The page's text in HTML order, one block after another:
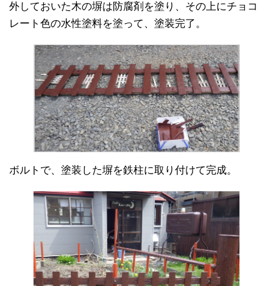
外しておいた木の塀は防腐剤を塗り、その上にチョコ
レート色の水性塗料を塗って、塗装完了。
ボルトで、塗装した塀を鉄柱に取り付けて完成。